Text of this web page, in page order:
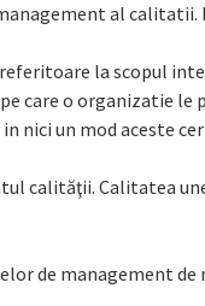
al
la scopul
care o organizatie
nici un mod aceste
calităţii. Calitatea
de management de